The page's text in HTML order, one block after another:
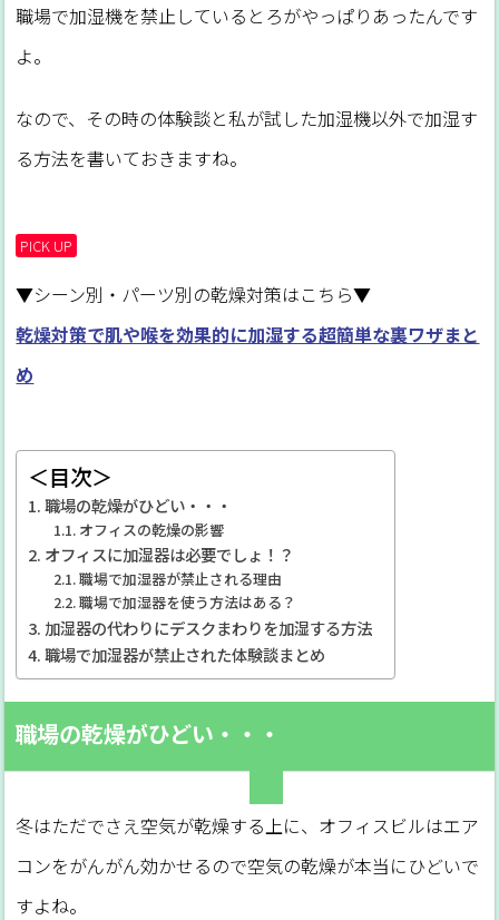
職場で加湿機を禁止しているとろがやっぱりあったんです
よ。
なので、その時の体験談と私が試した加湿機以外で加湿す
る方法を書いておきますね。
PICK UP
▼シーン別・パーツ別の乾燥対策はこちら▼
乾燥対策で肌や喉を効果的に加湿する超簡単な裏ワザまと
め
＜目次＞
職場の乾燥がひどい・・・
オフィスの乾燥の影響
オフィスに加湿器は必要でしょ！？
職場で加湿器が禁止される理由
職場で加湿器を使う方法はある？
加湿器の代わりにデスクまわりを加湿する方法
職場で加湿器が禁止された体験談まとめ
職場の乾燥がひどい・・・
冬はただでさえ空気が乾燥する上に、オフィスビルはエア
コンをがんがん効かせるので空気の乾燥が本当にひどいで
すよね。